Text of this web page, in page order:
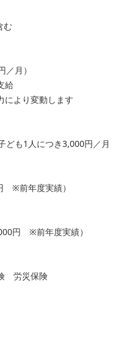
む
月）
給
より変動します
ども1人につき3,000円／月
※前年度実績）
円 ※前年度実績）
労災保険